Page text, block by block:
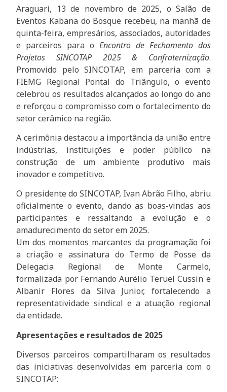
Araguari, 13 de novembro de 2025, o Salão de
Eventos Kabana do Bosque recebeu, na manhã de
quinta-feira, empresários, associados, autoridades
e parceiros para o Encontro de Fechamento dos
Projetos SINCOTAP 2025 & Confraternização.
Promovido pelo SINCOTAP, em parceria com a
FIEMG Regional Pontal do Triângulo, o evento
celebrou os resultados alcançados ao longo do ano
e reforçou o compromisso com o fortalecimento do
setor cerâmico na região.
A cerimônia destacou a importância da união entre
indústrias, instituições e poder público na
construção de um ambiente produtivo mais
inovador e competitivo.
O presidente do SINCOTAP, Ivan Abrão Filho, abriu
oficialmente o evento, dando as boas-vindas aos
participantes e ressaltando a evolução e o
amadurecimento do setor em 2025.
Um dos momentos marcantes da programação foi
a criação e assinatura do Termo de Posse da
Delegacia Regional de Monte Carmelo,
formalizada por Fernando Aurélio Teruel Cussin e
Albanir Flores da Silva Junior, fortalecendo a
representatividade sindical e a atuação regional
da entidade.
Apresentações e resultados de 2025
Diversos parceiros compartilharam os resultados
das iniciativas desenvolvidas em parceria com o
SINCOTAP: